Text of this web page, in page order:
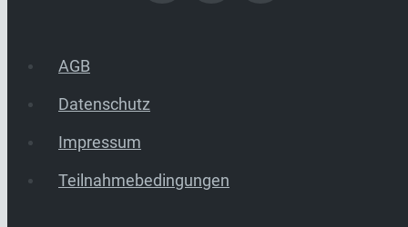
AGB
Datenschutz
Impressum
Teilnahmebedingungen